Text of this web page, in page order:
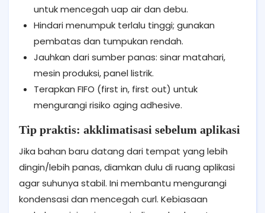
untuk mencegah uap air dan debu.
Hindari menumpuk terlalu tinggi; gunakan
pembatas dan tumpukan rendah.
Jauhkan dari sumber panas: sinar matahari,
mesin produksi, panel listrik.
Terapkan FIFO (first in, first out) untuk
mengurangi risiko aging adhesive.
Tip praktis: akklimatisasi sebelum aplikasi
Jika bahan baru datang dari tempat yang lebih
dingin/lebih panas, diamkan dulu di ruang aplikasi
agar suhunya stabil. Ini membantu mengurangi
kondensasi dan mencegah curl. Kebiasaan